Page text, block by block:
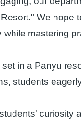
We hope
mastering
in a Panyu
students
curiosity